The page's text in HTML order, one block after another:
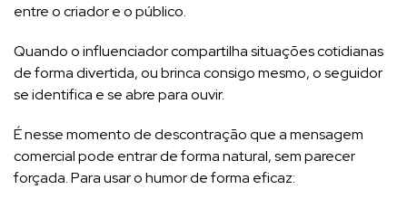
entre o criador e o público.
Quando o influenciador compartilha situações cotidianas
de forma divertida, ou brinca consigo mesmo, o seguidor
se identifica e se abre para ouvir.
É nesse momento de descontração que a mensagem
comercial pode entrar de forma natural, sem parecer
forçada. Para usar o humor de forma eficaz: